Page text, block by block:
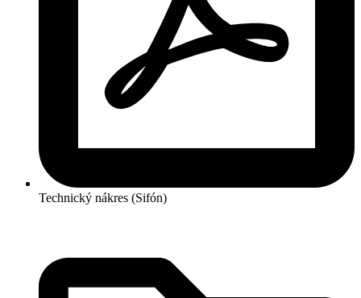
Technický nákres (Sifón)